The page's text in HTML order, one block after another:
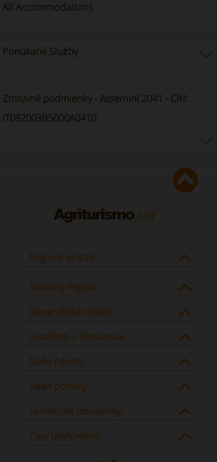
All Accommodations
Ponúkané Služby
Zmluvné podmienky - Assemini 2041 - CIN:
IT092003B5000A0410
Regions of Italy
Tuscany Region
Geografické oblasti
Usadlosti v Toskánsku
Naše návrhy
Naše ponuky
Tematické dovolenky
Typy ubytovania